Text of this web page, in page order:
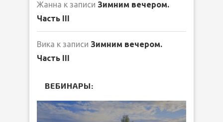
Жанна к записи Зимним вечером.
Часть III
Вика к записи Зимним вечером.
Часть III
ВЕБИНАРЫ: